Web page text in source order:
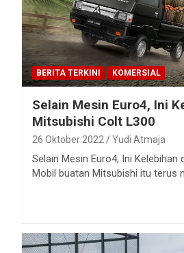
BERITA TERKINI KOMERSIAL
Selain Mesin Euro4, Ini
Mitsubishi Colt L300
26 Oktober 2022 Yudi Atmaja
Selain Mesin Euro4, Ini Kelebihan
Mobil buatan Mitsubishi itu terus